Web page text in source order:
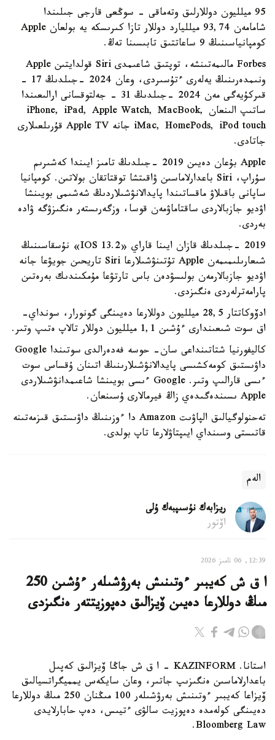
95 ميلليون دوللارلىق وتەماقى - سوڭعى قارجى جىلىندا
شامامەن 93,74 ميلليارد دوللار تازا كىرىسكە يە بولعان Apple
كومپانياسىنىڭ 9 ساعاتتىق تابىسىنا تەڭ.
Forbes مالىمەتىنشە، توپتىق شاعىمدى Siri قولدايتىن Apple
ونىمدەرىنىڭ يەلەرى ءتۇسىردى، وعان 2024 -جىلدىڭ 17 -
قىركۇيەگى مەن 2024 -جىلدىڭ 31 - جەلتوقسانى ارالىعىندا
ساتىپ الىنعان iPhone, iPad, Apple Watch, MacBook,
iMac, HomePods, iPod touch جانە Apple TV قۇرىلعىلارى
جاتادى.
Apple بۇعان دەيىن 2019 -جىلدىڭ تامىز ايىندا كەشىرىم
سۇراپ، Siri باعدارلاماسىن ۋاقىتشا توقتاتقان بولاتىن. كومپانيا
ساپانى باقىلاۋ ماقساتىندا پايدالانۋشىلاردىڭ شەشىمى بويىنشا
اۋديو جازبالاردى ساقتاماۋمەن قوسا، وزگەرىستەر ەنگىزۋگە ۋادە
بەردى.
2019 -جىلدىڭ قازان ايىنا قاراي «IOS 13.2» نۇسقاسىنىڭ
شىعارىلىمىمەن Apple تۇتىنۋشىلارعا Siri تاريحىن جويۋعا جانە
اۋديو جازبالارمەن بولىسۋدەن باس تارتۋعا مۇمكىندىك بەرەتىن
پارامەترلەردى ەنگىزدى.
ادۆوكاتتار 28,5 ميلليون دوللارعا دەيىنگى گونورار، سونداي-
اق سوت شىعىندارى ءۇشىن 1,1 ميلليون دوللار تالاپ ەتىپ وتىر.
كاليفورنيا شتاتىنداعى سان- حوسە فەدەرالدى سوتىندا Google
داۋىستىق كومەكشىسى پايدالانۋشىلارىنىڭ اتىنان ۇقساس سوت
ءىسى قارالىپ وتىر. Google ءىسى بويىنشا شاعىمدانۋشىلاردى
Apple ىسىندەگىدەي زاڭ فيرمالارى ۇسىنعان.
تەحنولوگيالىق الپاۋىت Amazon دا ءوزىنىڭ داۋىستىق قىزمەتىنە
قاتىستى وسىنداي ايىپتاۋلارعا تاپ بولدى.
الەم
ريزابەك نۇسىپبەك ۇلى
اۆتور
12:39, 06 تامىز 2026
ا ق ش كەيبىر ءوتىنىش بەرۋشىلەر ءۇشىن 250
مىڭ دوللارعا دەيىن ۆيزالىق دەپوزيتتەر ەنگىزدى
استانا. KAZINFORM – ا ق ش جاڭا ۆيزالىق كەپىل
باعدارلاماسىن ەنگىزىپ جاتىر، وعان سايكەس يمميگراتسيالىق
ۆيزاعا كەيبىر ءوتىنىش بەرۋشىلەر 100 مىڭنان 250 مىڭ دوللارعا
دەيىنگى كولەمدە دەپوزيت سالۋى ءتيىس، دەپ حابارلايدى
Bloomberg Law.